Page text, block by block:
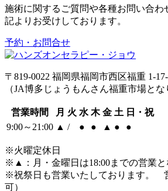
施術に関するご質問や各種お問い合わ
記よりお受けしております。
予約・お問合せ
〒819-0022 福岡県福岡市西区福重 1-
（JA博多じょうもんさん福重市場とな
営業時間 月 火 水 木 金 土 日・祝
9:00～21:00 ▲ / ● ● ▲ ● ●
※火曜定休日
※ ▲
：月・金曜日は18:00までの営業と
※祝祭日も営業いたしております。
可）